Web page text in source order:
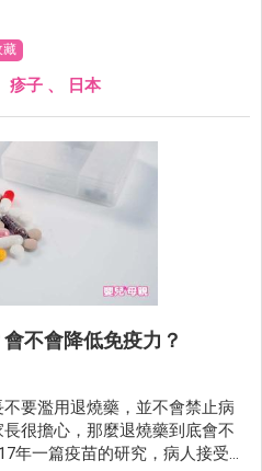
藏
疹子 、 日本
不會降低免疫力？
要濫用退燒藥，並不會禁止病
很擔心，那麼退燒藥到底會不
年一篇疫苗的研究，病人接受